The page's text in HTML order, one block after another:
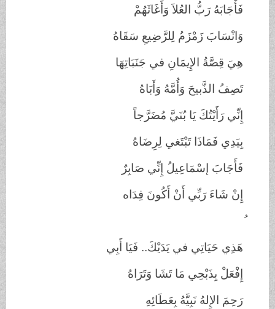
فَأَجَابَهُ رَبُّ العُلاَ وَأَغَاثَهُمْ
وَانْسَابَ زَمْزَمُ لِلرَّضِيعِ سَقَاهُ
هِيَ قِصَّةُ الإِيمَانِ في جَنَبَاتِهَا
تَصِفُ الذَّبيحَ وَأُمَّهُ وَأَبَاهُ
إِنِّي رَأَيْتُكَ يَا بُنَيَّ مُضَرَّجاً
بِيَدِي فَمَاذَا تَبْتَغي لِرِضَاهُ
فَأَجَابَ إسْمَاعِيلُ إِنِّي صَابِرٌ
إِنْ شَاءَ رَبِّي أَنْ أَكُونَ فِدَاه
هَذِي حَيَاتِي في يَدَيْكَ.. فَيَا أَبِي
إِفْعَلْ بِذَبْحِي مَا تَشَا وَتَرَاهُ
رَحِمَ الإِلهُ نَبِيَّهُ بِعَطَائِهِ